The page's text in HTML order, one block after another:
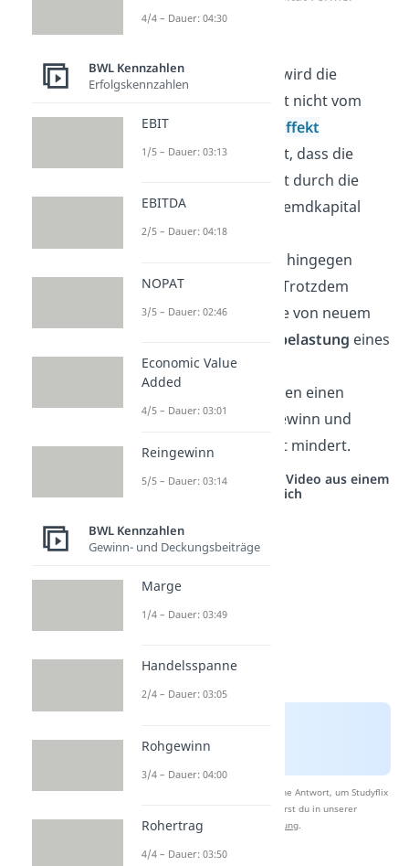
Eigenkapitalrentabilität, wird die
Gesamtkapitalrentabilität nicht vom
sogenannten
Leverage-Effekt
beeinflusst. Das bedeutet, dass die
Gesamtkapitalrentabilität durch die
Aufnahme von neuem Fremdkapital
unverändert bleibt. Die
hingegen
würde dadurch steigen. Trotzdem
beeinflusst die Aufnahme von neuem
Steuerbelastung eines
Unternehmens, denn die
Fremdkapitalzinsen
stellen einen
Aufwand dar, der den Gewinn und
somit auch die Steuerlast mindert.
Studyflix vernetzt: Hier ein Video aus einem
anderen Bereich
Nach Beantwortung speichern wir deine Antwort, um Studyflix
zu verbessern. Mehr dazu erfährst du in unserer
Datenschutzerklärung.
4/4 – Dauer: 04:30
BWL Kennzahlen
Erfolgskennzahlen
EBIT
1/5 – Dauer: 03:13
EBITDA
2/5 – Dauer: 04:18
NOPAT
3/5 – Dauer: 02:46
Economic Value
Added
4/5 – Dauer: 03:01
Reingewinn
5/5 – Dauer: 03:14
BWL Kennzahlen
Gewinn- und Deckungsbeiträge
Marge
1/4 – Dauer: 03:49
Handelsspanne
2/4 – Dauer: 03:05
Rohgewinn
3/4 – Dauer: 04:00
Rohertrag
4/4 – Dauer: 03:50